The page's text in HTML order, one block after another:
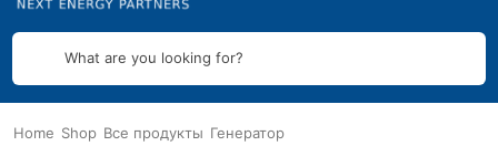
What are you looking for?
Home Shop Все продукты Генератор